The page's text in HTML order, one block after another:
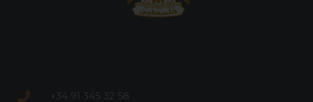
+34 91 345 32 58